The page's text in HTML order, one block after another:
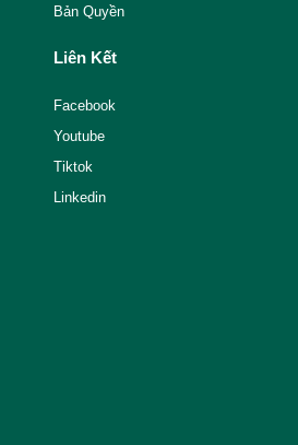
Bản Quyền
Liên Kết
Facebook
Youtube
Tiktok
Linkedin